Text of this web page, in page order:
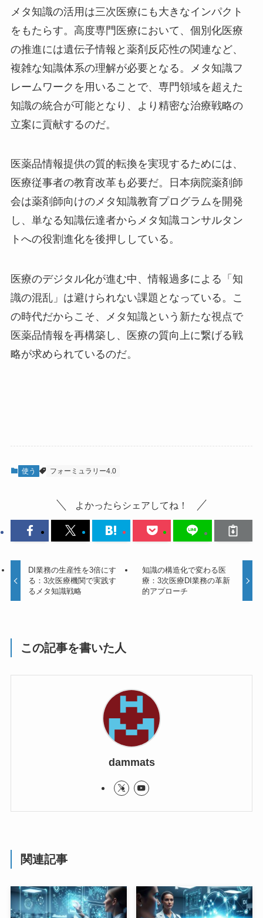
メタ知識の活用は三次医療にも大きなインパクト
をもたらす。高度専門医療において、個別化医療
の推進には遺伝子情報と薬剤反応性の関連など、
複雑な知識体系の理解が必要となる。メタ知識フ
レームワークを用いることで、専門領域を超えた
知識の統合が可能となり、より精密な治療戦略の
立案に貢献するのだ。
医薬品情報提供の質的転換を実現するためには、
医療従事者の教育改革も必要だ。日本病院薬剤師
会は薬剤師向けのメタ知識教育プログラムを開発
し、単なる知識伝達者からメタ知識コンサルタン
トへの役割進化を後押ししている。
医療のデジタル化が進む中、情報過多による「知
識の混乱」は避けられない課題となっている。こ
の時代だからこそ、メタ知識という新たな視点で
医薬品情報を再構築し、医療の質向上に繋げる戦
略が求められているのだ。
使う フォーミュラリー4.0
よかったらシェアしてね！
DI業務の生産性を3倍にす
る：3次医療機関で実践す
るメタ知識戦略
知識の構造化で変わる医
療：3次医療DI業務の革新
的アプローチ
この記事を書いた人
dammats
関連記事